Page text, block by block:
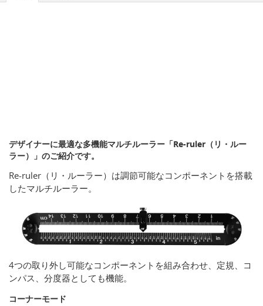
デザイナーに最適な多機能マルチルーラー「Re-ruler（リ・ルー
ラー）」のご紹介です。
Re-ruler（リ・ルーラー）は調節可能なコンポーネントを搭載
したマルチルーラー。
4つの取り外し可能なコンポーネントを組み合わせ、定規、コ
ンパス、分度器としても機能。
コーナーモード